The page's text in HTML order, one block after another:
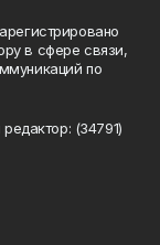
в сфере связи,
по
(34791)